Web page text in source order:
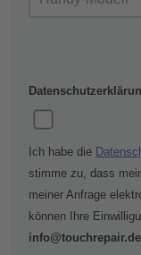
Ich habe die
stimme zu, dass
meiner Anfrage
können Ihre
info@touchrepair.de